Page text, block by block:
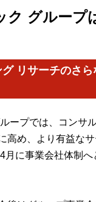
ク グループ
リサーチのさら
ープでは、コンサ
高め、より有益な
月に事業会社体制へ